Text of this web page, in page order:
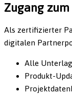
Zugang
Als zertifizierter
digitalen
Alle
Produkt-